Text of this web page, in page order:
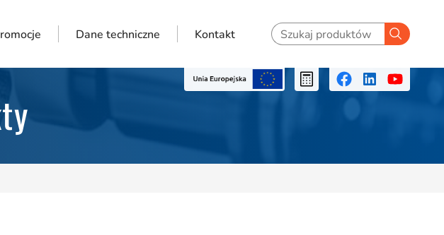
Dane techniczne Kontakt